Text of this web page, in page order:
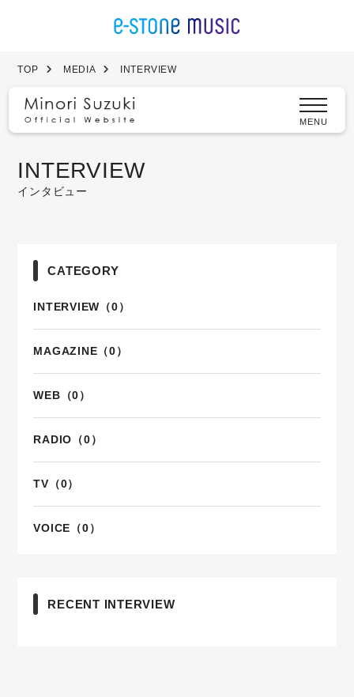
MENU
TOP MEDIA INTERVIEW
INTERVIEW
インタビュー
CATEGORY
INTERVIEW（0）
MAGAZINE（0）
WEB（0）
RADIO（0）
TV（0）
VOICE（0）
RECENT INTERVIEW